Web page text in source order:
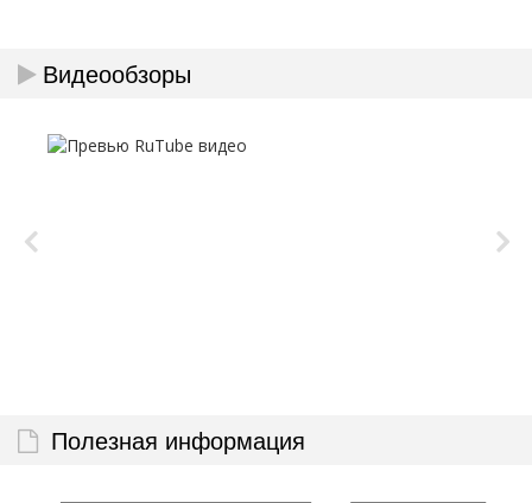
Видеообзоры
Полезная информация